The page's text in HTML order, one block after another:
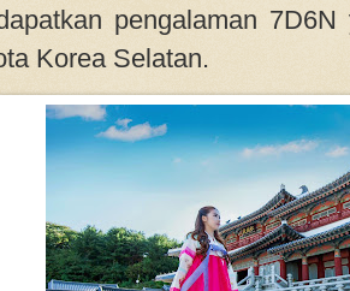
pengalaman
Korea Selatan.